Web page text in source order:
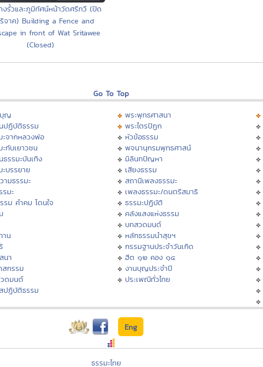
งรั้วและภูมิทัศน์หน้าวัดศรีทวี (ปิด
จาค) Building a Fence and
in front of Wat Sritawee
(Closed)
Go To Top
ญ
ปฏิบัติธรรม
ะจากหลวงพ่อ
ะกับเยาวชน
ธรรมะบันเทิง
ะบรรยาย
ามธรรมะ
รมะ
รม คำคม โดนใจ
น
นา
สกรรม
ดมนต์
ปฏิบัติธรรม
พระพุทธศาสนา
พระไตรปิฏก
หัวข้อธรรม
พจนานุกรมพุทธศาสน์
มิลินทปัญหา
เสียงธรรม
สถานีเพลงธรรมะ
เพลงธรรมะ/ดนตรีสมาธิ
ธรรมะปฏิบัติ
คลังแสงแห่งธรรม
บทสวดมนต์
หลักธรรมนำสุขฯ
กรรมฐานประจำวันเกิด
ฮีต ๑๒ คอง ๑๔
งานบุญประจำปี
ประเพณีทั่วไทย
Eng
ธรรมะไทย